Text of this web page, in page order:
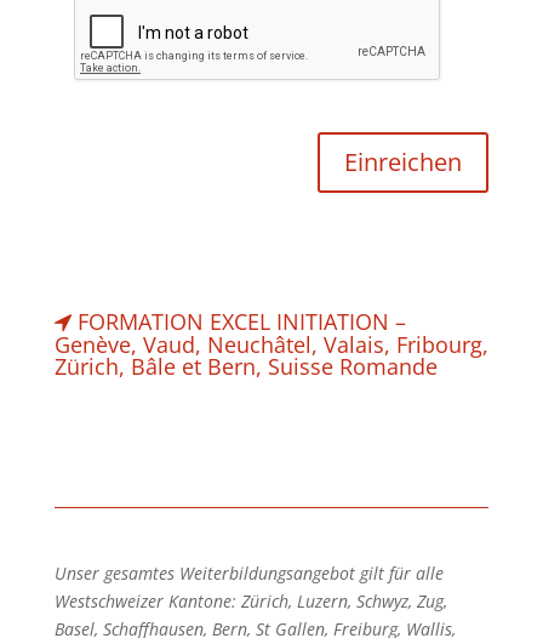
FORMATION EXCEL INITIATION –
Genève, Vaud, Neuchâtel, Valais, Fribourg,
Zürich, Bâle et Bern, Suisse Romande
Unser gesamtes Weiterbildungsangebot gilt für alle
Westschweizer Kantone: Zürich, Luzern, Schwyz, Zug,
Basel, Schaffhausen, Bern, St Gallen, Freiburg, Wallis,